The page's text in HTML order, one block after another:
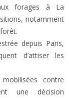
forages à La
notamment
depuis Paris,
d’attiser les
contre
une décision